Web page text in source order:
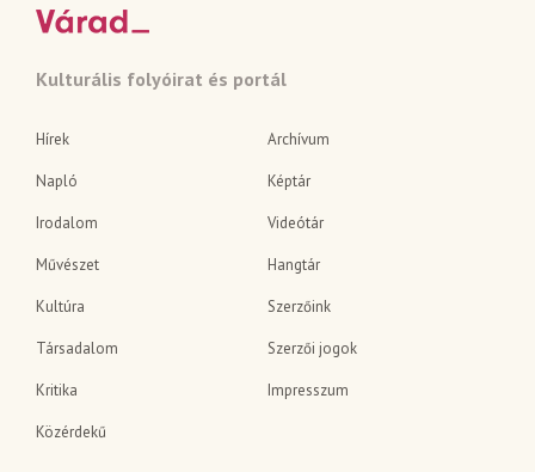
Kulturális folyóirat és portál
Hírek
Napló
Irodalom
Művészet
Kultúra
Társadalom
Kritika
Közérdekű
Archívum
Képtár
Videótár
Hangtár
Szerzőink
Szerzői jogok
Impresszum